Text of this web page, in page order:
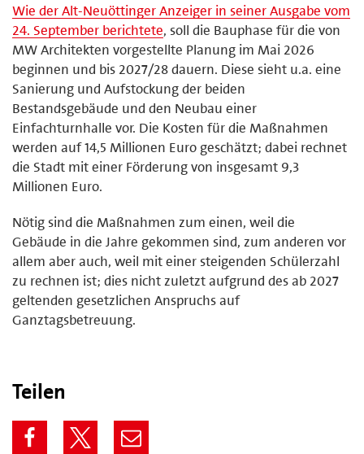
Wie der Alt-Neuöttinger Anzeiger in seiner Ausgabe vom
24. September berichtete, soll die Bauphase für die von
MW Architekten vorgestellte Planung im Mai 2026
beginnen und bis 2027/28 dauern. Diese sieht u.a. eine
Sanierung und Aufstockung der beiden
Bestandsgebäude und den Neubau einer
Einfachturnhalle vor. Die Kosten für die Maßnahmen
werden auf 14,5 Millionen Euro geschätzt; dabei rechnet
die Stadt mit einer Förderung von insgesamt 9,3
Millionen Euro.
Nötig sind die Maßnahmen zum einen, weil die
Gebäude in die Jahre gekommen sind, zum anderen vor
allem aber auch, weil mit einer steigenden Schülerzahl
zu rechnen ist; dies nicht zuletzt aufgrund des ab 2027
geltenden gesetzlichen Anspruchs auf
Ganztagsbetreuung.
Teilen